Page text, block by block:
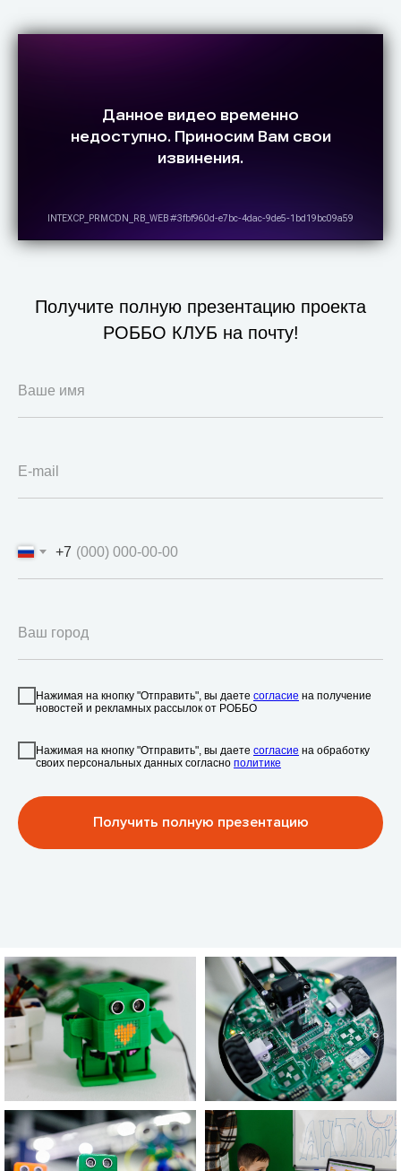
Получите полную презентацию проекта
РОББО КЛУБ на почту!
Ваше имя
E-mail
+7
Ваш город
Нажимая на кнопку "Отправить", вы даете согласие на получение
новостей и рекламных рассылок от РОББО
Нажимая на кнопку "Отправить", вы даете согласие на обработку
своих персональных данных согласно политике
Получить полную презентацию